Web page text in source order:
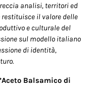
analisi, territori ed
restituisce il valore delle
e culturale del
sul modello italiano
di identità,
Balsamico di